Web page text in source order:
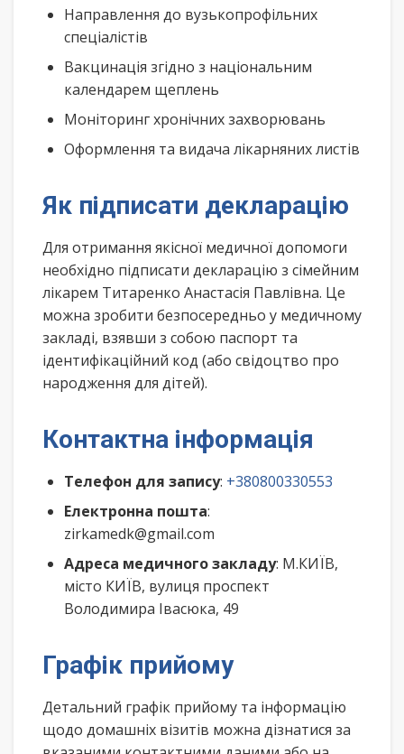
Направлення до вузькопрофільних
спеціалістів
Вакцинація згідно з національним
календарем щеплень
Моніторинг хронічних захворювань
Оформлення та видача лікарняних листів
Як підписати декларацію
Для отримання якісної медичної допомоги
необхідно підписати декларацію з сімейним
лікарем Титаренко Анастасія Павлівна. Це
можна зробити безпосередньо у медичному
закладі, взявши з собою паспорт та
ідентифікаційний код (або свідоцтво про
народження для дітей).
Контактна інформація
Телефон для запису: +380800330553
Електронна пошта:
zirkamedk@gmail.com
Адреса медичного закладу: М.КИЇВ,
місто КИЇВ, вулиця проспект
Володимира Івасюка, 49
Графік прийому
Детальний графік прийому та інформацію
щодо домашніх візитів можна дізнатися за